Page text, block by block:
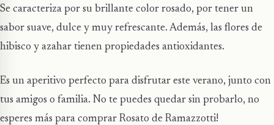
Se caracteriza por su brillante color rosado, por tener un
sabor suave, dulce y muy refrescante. Además, las flores de
hibisco y azahar tienen propiedades antioxidantes.
Es un aperitivo perfecto para disfrutar este verano, junto con
tus amigos o familia. No te puedes quedar sin probarlo, no
esperes más para comprar Rosato de Ramazzotti!